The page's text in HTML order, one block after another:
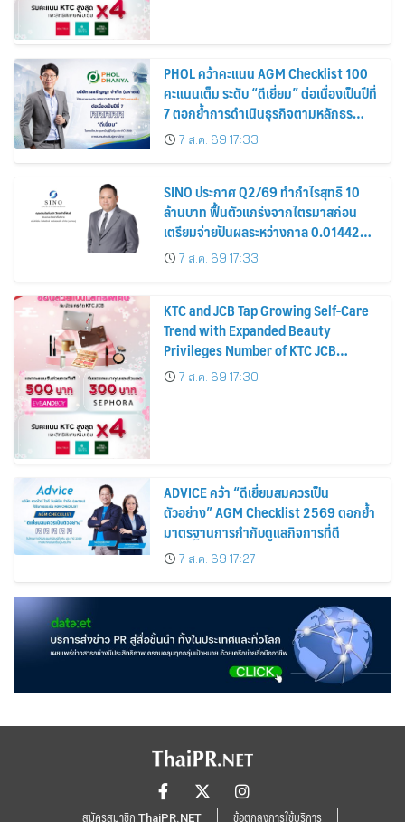
PHOL คว้าคะแนน AGM Checklist 100
คะแนนเต็ม ระดับ “ดีเยี่ยม” ต่อเนื่องเป็นปีที่
7 ตอกย้ำการดำเนินธุรกิจตามหลักธร
รมาภิบาล โปร่งใส สร้างความเชื่อมั่นผู้ถือ
หุ้น
7 ส.ค. 69 17:33
SINO ประกาศ Q2/69 ทำกำไรสุทธิ 10
ล้านบาท ฟื้นตัวแกร่งจากไตรมาสก่อน
เตรียมจ่ายปันผลระหว่างกาล 0.014423
บาทต่อหุ้น ครึ่งปีหลังมุ่งเติบโตต่อเนื่อง
7 ส.ค. 69 17:33
KTC and JCB Tap Growing Self-Care
Trend with Expanded Beauty
Privileges Number of KTC JCB
Cardmembers Spending on
Cosmetics Rises 26%
7 ส.ค. 69 17:30
ADVICE คว้า “ดีเยี่ยมสมควรเป็น
ตัวอย่าง” AGM Checklist 2569 ตอกย้ำ
มาตรฐานการกำกับดูแลกิจการที่ดี
7 ส.ค. 69 17:27
สมัครสมาชิก ThaiPR.NET ข้อตกลงการใช้บริการ